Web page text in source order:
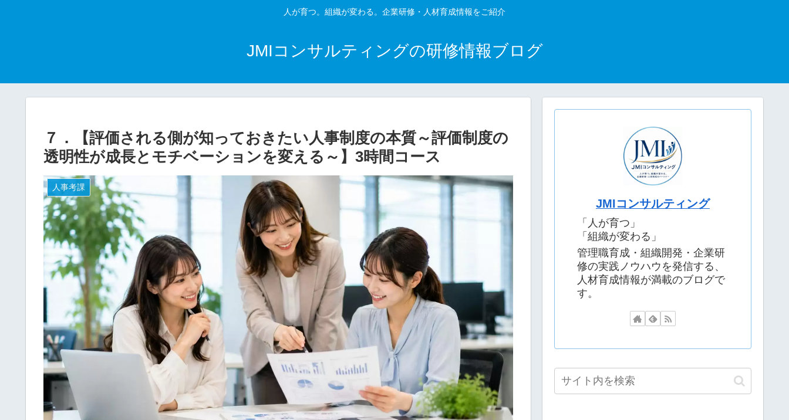
人が育つ。組織が変わる。企業研修・人材育成情報をご紹介
JMIコンサルティングの研修情報ブログ
７．【評価される側が知っておきたい人事制度の本質～評価制度の
透明性が成長とモチベーションを変える～】3時間コース
人事考課
JMIコンサルティング
「人が育つ」
「組織が変わる」
管理職育成・組織開発・企業研
修の実践ノウハウを発信する、
人材育成情報が満載のブログで
す。